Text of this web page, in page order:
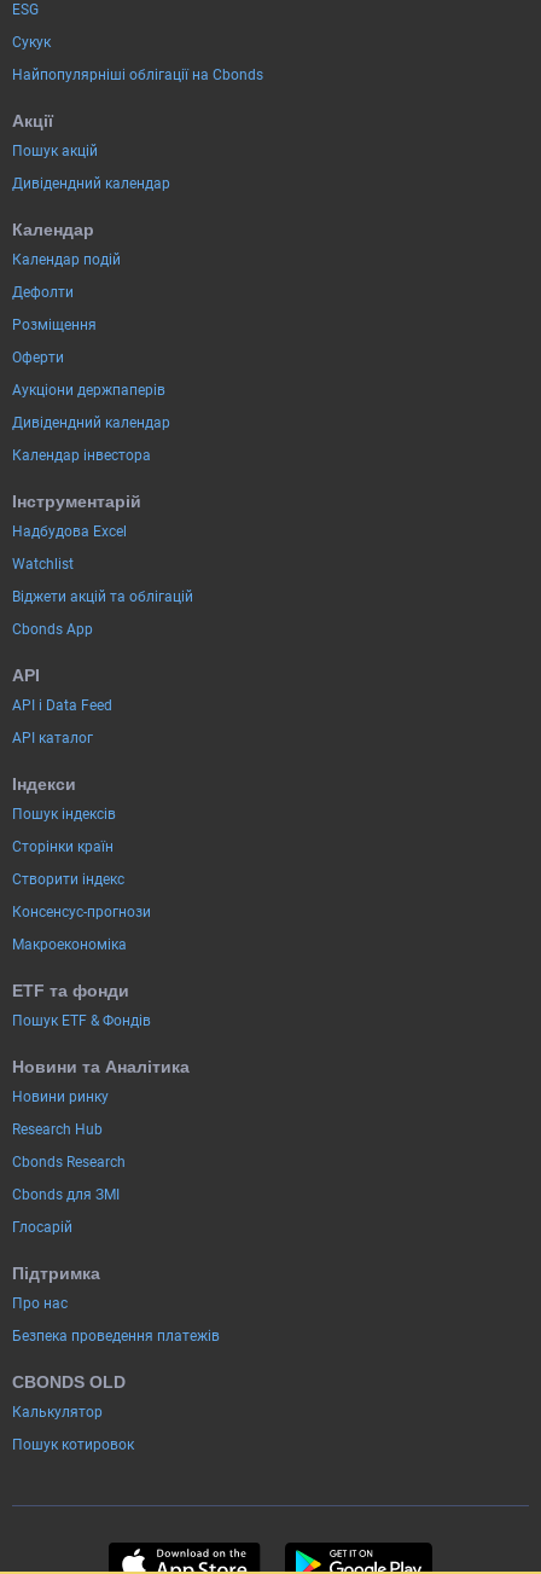
ESG
Сукук
Найпопулярніші облігації на Cbonds
Акції
Пошук акцій
Дивідендний календар
Календар
Календар подій
Дефолти
Розміщення
Оферти
Аукціони держпаперів
Дивідендний календар
Календар інвестора
Інструментарій
Надбудова Excel
Watchlist
Віджети акцій та облігацій
Cbonds App
API
API і Data Feed
API каталог
Індекси
Пошук індексів
Сторінки країн
Створити індекс
Консенсус-прогнози
Макроекономіка
ETF та фонди
Пошук ETF & Фондів
Новини та Аналітика
Новини ринку
Research Hub
Cbonds Research
Cbonds для ЗМІ
Глосарій
Підтримка
Про нас
Безпека проведення платежів
CBONDS OLD
Калькулятор
Пошук котировок